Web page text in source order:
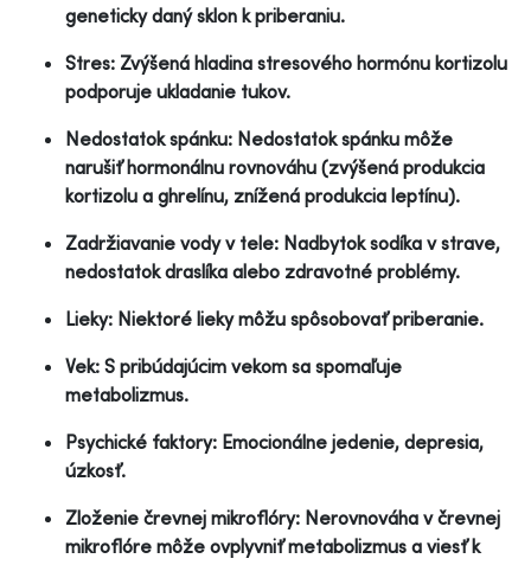
geneticky daný sklon k priberaniu.
Stres: Zvýšená hladina stresového hormónu kortizolu
podporuje ukladanie tukov.
Nedostatok spánku: Nedostatok spánku môže
narušiť hormonálnu rovnováhu (zvýšená produkcia
kortizolu a ghrelínu, znížená produkcia leptínu).
Zadržiavanie vody v tele: Nadbytok sodíka v strave,
nedostatok draslíka alebo zdravotné problémy.
Lieky: Niektoré lieky môžu spôsobovať priberanie.
Vek: S pribúdajúcim vekom sa spomaľuje
metabolizmus.
Psychické faktory: Emocionálne jedenie, depresia,
úzkosť.
Zloženie črevnej mikroflóry: Nerovnováha v črevnej
mikroflóre môže ovplyvniť metabolizmus a viesť k